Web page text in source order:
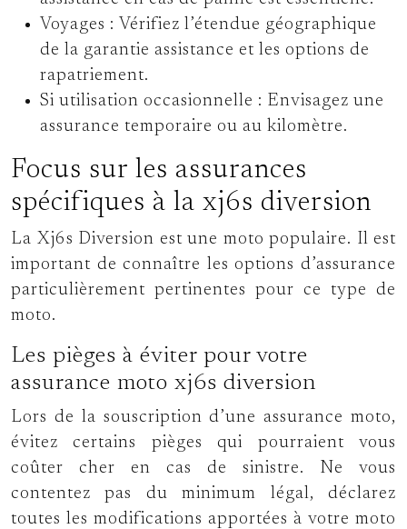
Voyages : Vérifiez l’étendue géographique
de la garantie assistance et les options de
rapatriement.
Si utilisation occasionnelle : Envisagez une
assurance temporaire ou au kilomètre.
Focus sur les assurances
spécifiques à la xj6s diversion
La Xj6s Diversion est une moto populaire. Il est
important de connaître les options d’assurance
particulièrement pertinentes pour ce type de
moto.
Les pièges à éviter pour votre
assurance moto xj6s diversion
Lors de la souscription d’une assurance moto,
évitez certains pièges qui pourraient vous
coûter cher en cas de sinistre. Ne vous
contentez pas du minimum légal, déclarez
toutes les modifications apportées à votre moto